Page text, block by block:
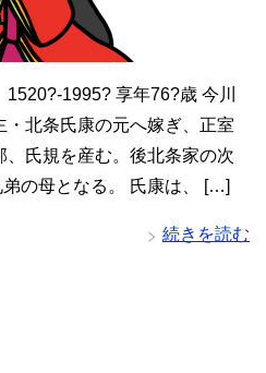
1995? 享年76?歳 今川
北条氏康の元へ嫁ぎ、正室
、氏規を産む。後北条家の次
の母となる。 氏康は、 […]
続きを読む